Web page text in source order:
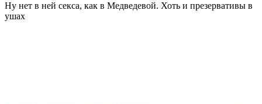
Ну нет в ней секса, как в Медведевой. Хоть и презервативы в
ушах